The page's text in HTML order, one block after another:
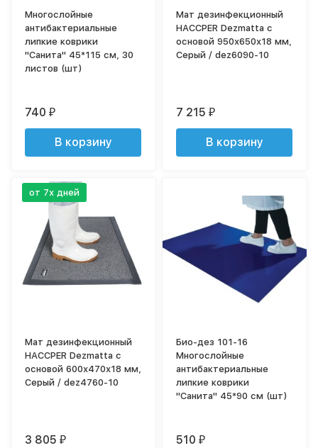
Многослойные
антибактериальные
липкие коврики
"Санита" 45*115 см, 30
листов (шт)
740₽
В корзину
Мат дезинфекционный
HACCPER Dezmatta с
основой 950х650х18 мм,
Серый / dez6090-10
7 215₽
В корзину
от 7х дней
Мат дезинфекционный
HACCPER Dezmatta с
основой 600х470х18 мм,
Серый / dez4760-10
3 805₽
Био-дез 101-16
Многослойные
антибактериальные
липкие коврики
"Санита" 45*90 см (шт)
510₽